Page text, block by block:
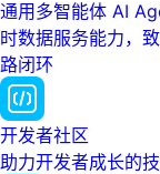
通用多智能体 AI
时数据服务能力，
路闭环
开发者社区
助力开发者成长的